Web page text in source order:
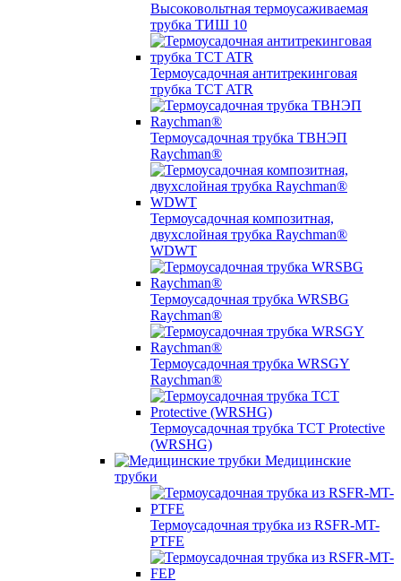
Высоковольтная термоусаживаемая
трубка ТИШ 10
Термоусадочная антитрекинговая
трубка TCT ATR
Термоусадочная трубка ТВНЭП
Raychman®
Термоусадочная композитная,
двухслойная трубка Raychman®
WDWT
Термоусадочная трубка WRSBG
Raychman®
Термоусадочная трубка WRSGY
Raychman®
Термоусадочная трубка TCT Protective
(WRSHG)
Медицинские
трубки
Термоусадочная трубка из RSFR-MT-
PTFE